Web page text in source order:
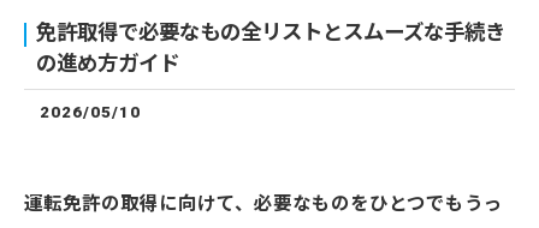
免許取得で必要なもの全リストとスムーズな手続き
の進め方ガイド
2026/05/10
運転免許の取得に向けて、必要なものをひとつでもうっ